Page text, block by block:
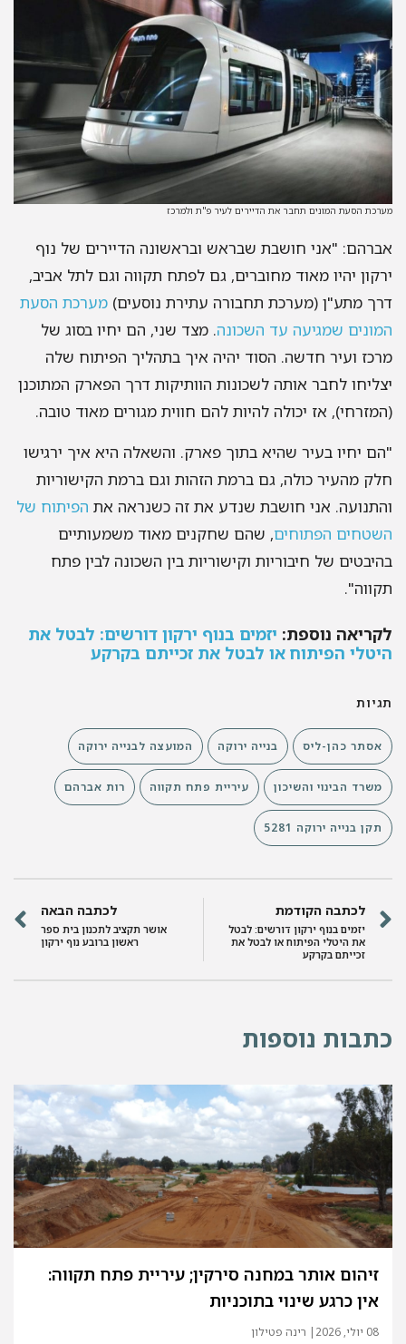
מערכת הסעת המונים תחבר את הדיירים לעיר פ"ת ולמרכז
אברהם: "אני חושבת שבראש ובראשונה הדיירים של נוף
ירקון יהיו מאוד מחוברים, גם לפתח תקווה וגם לתל אביב,
דרך מתע"ן (מערכת תחבורה עתירת נוסעים) מערכת הסעת
המונים שמגיעה עד השכונה. מצד שני, הם יחיו בסוג של
מרכז ועיר חדשה. הסוד יהיה איך בתהליך הפיתוח שלה
יצליחו לחבר אותה לשכונות הוותיקות דרך הפארק המתוכנן
(המזרחי), אז יכולה להיות להם חווית מגורים מאוד טובה.
"הם יחיו בעיר שהיא בתוך פארק. והשאלה היא איך ירגישו
חלק מהעיר כולה, גם ברמת הזהות וגם ברמת הקישוריות
והתנועה. אני חושבת שנדע את זה כשנראה את הפיתוח של
השטחים הפתוחים, שהם שחקנים מאוד משמעותיים
בהיבטים של חיבוריות וקישוריות בין השכונה לבין פתח
תקווה".
לקריאה נוספת: יזמים בנוף ירקון דורשים: לבטל את
היטלי הפיתוח או לבטל את זכייתם בקרקע
תגיות
אסתר כהן-ליס בנייה ירוקה המועצה לבנייה ירוקה
משרד הבינוי והשיכון עיריית פתח תקווה רות אברהם
תקן בנייה ירוקה 5281
לכתבה הקודמת
יזמים בנוף ירקון דורשים: לבטל
את היטלי הפיתוח או לבטל את
זכייתם בקרקע
לכתבה הבאה
אושר תקציב לתכנון בית ספר
ראשון ברובע נוף ירקון
כתבות נוספות
זיהום אותר במחנה סירקין; עיריית פתח תקווה:
אין כרגע שינוי בתוכניות
08 יולי, 2026 | רינה פטילון